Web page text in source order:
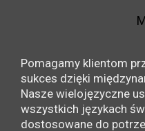
Pomagamy klientom
sukces dzięki
Nasze wielojęzyczne
wszystkich językach
dostosowane do